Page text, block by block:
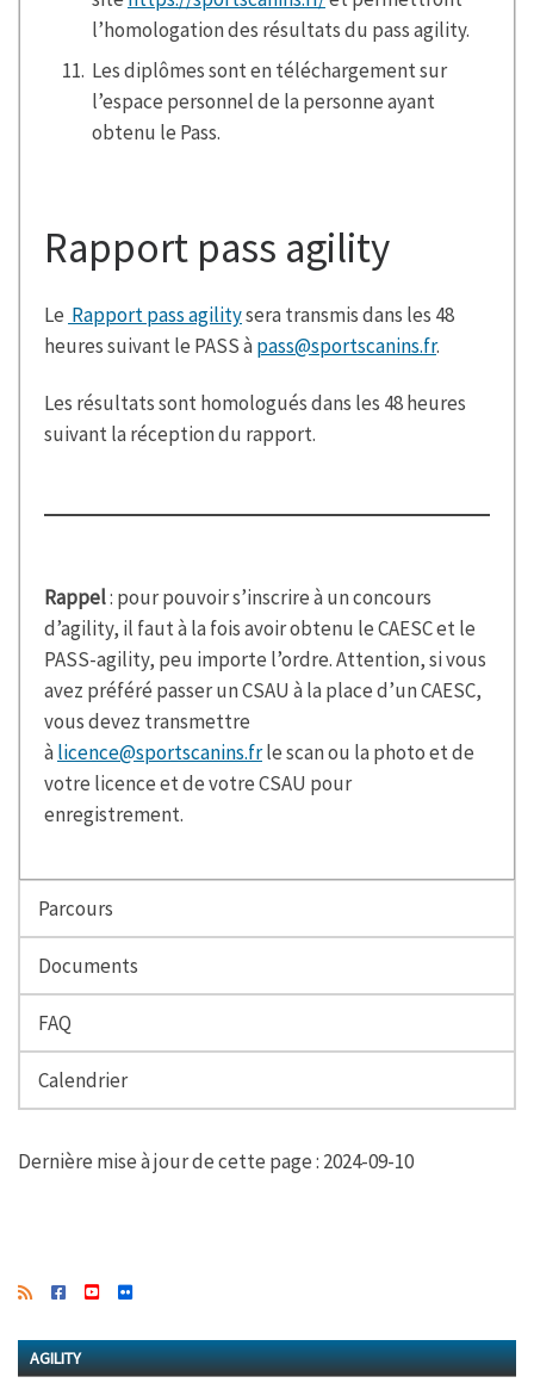
l’homologation des résultats du pass agility.
Les diplômes sont en téléchargement sur
l’espace personnel de la personne ayant
obtenu le Pass.
Rapport pass agility
Le Rapport pass agilitysera transmis dans les 48
heures suivant le PASS àpass@sportscanins.fr.
Les résultats sont homologués dans les 48 heures
suivant la réception du rapport.
Rappel: pour pouvoir s’inscrire à un concours
d’agility, il faut à la fois avoir obtenu le CAESC et le
PASS-agility, peu importe l’ordre. Attention, si vous
avez préféré passer un CSAU à la place d’un CAESC,
vous devez transmettre
àlicence@sportscanins.frle scan ou la photo et de
votre licence et de votre CSAU pour
enregistrement.
Parcours
Documents
FAQ
Calendrier
Dernière mise à jour de cette page : 2024-09-10
AGILITY